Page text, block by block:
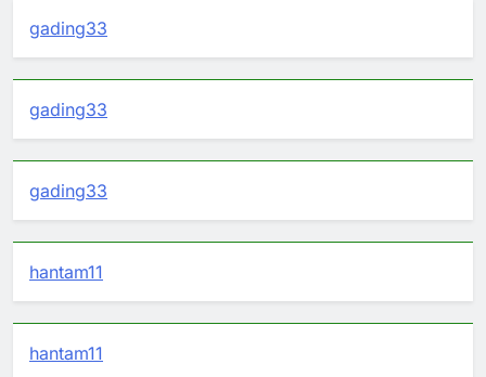
gading33
gading33
gading33
hantam11
hantam11